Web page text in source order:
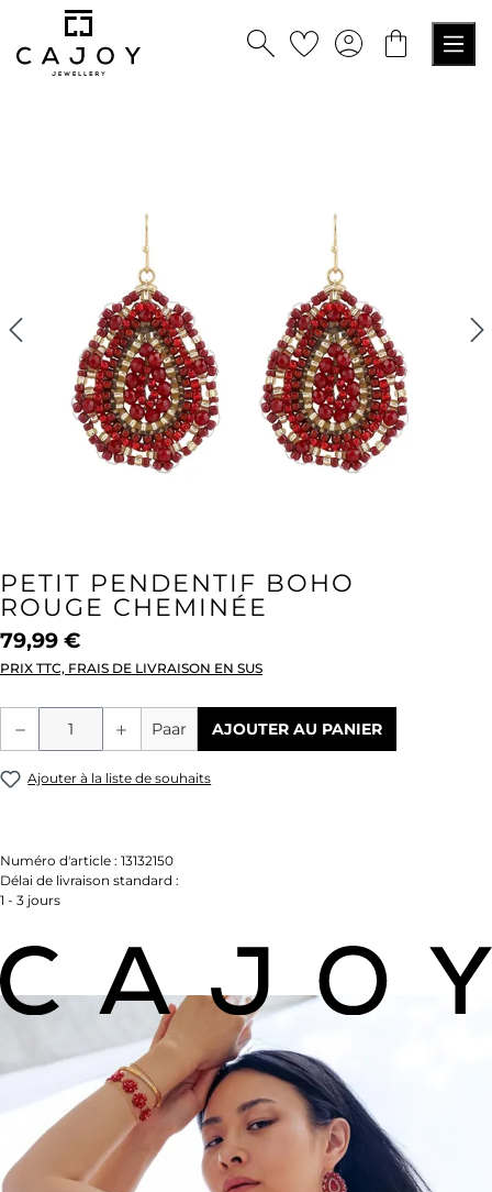
principal
PETIT PENDENTIF BOHO
ROUGE CHEMINÉE
79,99 €
PRIX TTC, FRAIS DE LIVRAISON EN SUS
Quantité de produit : Entrez la
Paar AJOUTER AU PANIER
Ajouter à la liste de souhaits
Numéro d'article : 13132150
Délai de livraison standard :
1 - 3 jours